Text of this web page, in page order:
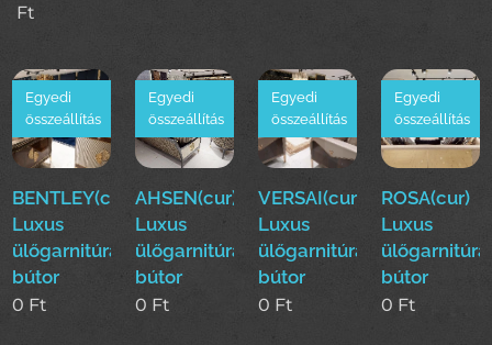
Ft
BENTLEY(cur)
Luxus
ülőgarnitúra
bútor
Egyedi
összeállítás
0 Ft
AHSEN(cur)
Luxus
ülőgarnitúra
bútor
Egyedi
összeállítás
0 Ft
VERSAI(cur)
Luxus
ülőgarnitúra
bútor
Egyedi
összeállítás
0 Ft
ROSA(cur)
Luxus
ülőgarnitúra
bútor
Egyedi
összeállítás
0 Ft